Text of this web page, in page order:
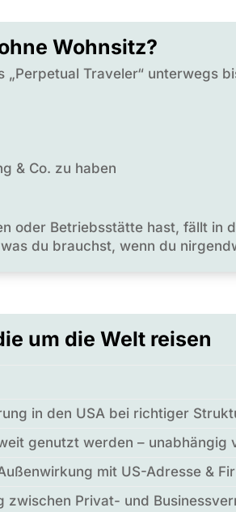
Wohnsitz?
Traveler“ unterwegs
& Co. zu haben
oder Betriebsstätte hast, fällt in
du brauchst, wenn du
um die Welt reisen
in den USA bei richtiger
genutzt werden – unabhängig
mit US-Adresse &
zwischen Privat- und